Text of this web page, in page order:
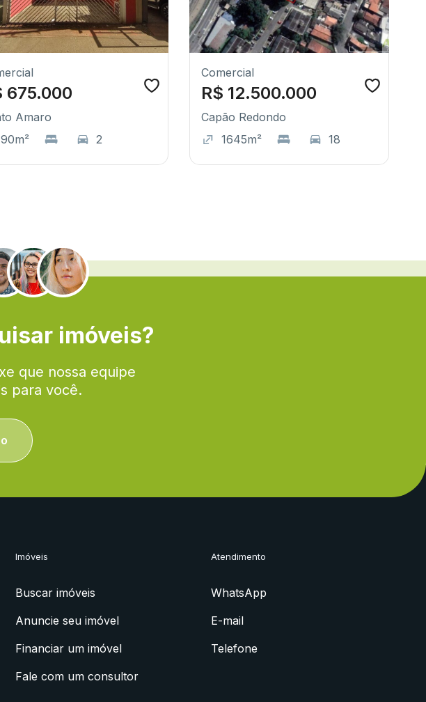
675.000
Amaro
90m²
2
Comercial
R$ 12.500.000
Capão Redondo
1645m²
18
imóveis?
que nossa equipe
para você.
Imóveis
Buscar imóveis
Anuncie seu imóvel
Financiar um imóvel
Fale com um consultor
Atendimento
WhatsApp
E-mail
Telefone